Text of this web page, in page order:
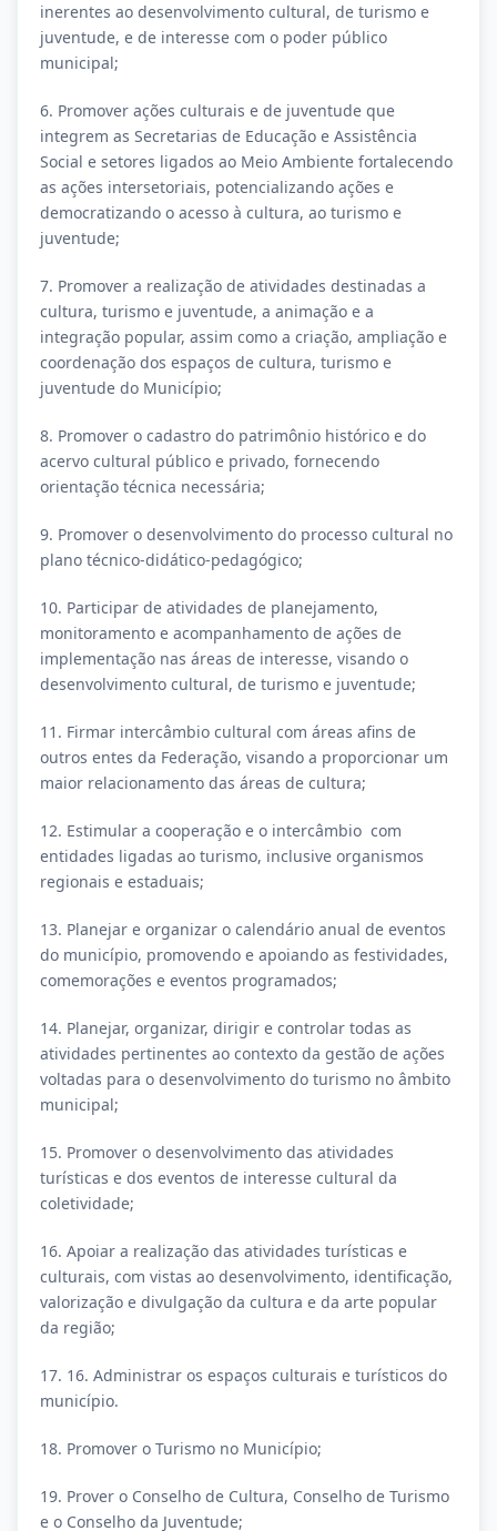
inerentes ao desenvolvimento cultural, de turismo e
juventude, e de interesse com o poder público
municipal;
6. Promover ações culturais e de juventude que
integrem as Secretarias de Educação e Assistência
Social e setores ligados ao Meio Ambiente fortalecendo
as ações intersetoriais, potencializando ações e
democratizando o acesso à cultura, ao turismo e
juventude;
7. Promover a realização de atividades destinadas a
cultura, turismo e juventude, a animação e a
integração popular, assim como a criação, ampliação e
coordenação dos espaços de cultura, turismo e
juventude do Município;
8. Promover o cadastro do patrimônio histórico e do
acervo cultural público e privado, fornecendo
orientação técnica necessária;
9. Promover o desenvolvimento do processo cultural no
plano técnico-didático-pedagógico;
10. Participar de atividades de planejamento,
monitoramento e acompanhamento de ações de
implementação nas áreas de interesse, visando o
desenvolvimento cultural, de turismo e juventude;
11. Firmar intercâmbio cultural com áreas afins de
outros entes da Federação, visando a proporcionar um
maior relacionamento das áreas de cultura;
12. Estimular a cooperação e o intercâmbio com
entidades ligadas ao turismo, inclusive organismos
regionais e estaduais;
13. Planejar e organizar o calendário anual de eventos
do município, promovendo e apoiando as festividades,
comemorações e eventos programados;
14. Planejar, organizar, dirigir e controlar todas as
atividades pertinentes ao contexto da gestão de ações
voltadas para o desenvolvimento do turismo no âmbito
municipal;
15. Promover o desenvolvimento das atividades
turísticas e dos eventos de interesse cultural da
coletividade;
16. Apoiar a realização das atividades turísticas e
culturais, com vistas ao desenvolvimento, identificação,
valorização e divulgação da cultura e da arte popular
da região;
17. 16. Administrar os espaços culturais e turísticos do
município.
18. Promover o Turismo no Município;
19. Prover o Conselho de Cultura, Conselho de Turismo
e o Conselho da Juventude;